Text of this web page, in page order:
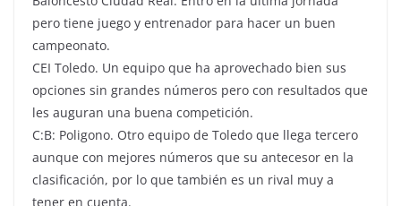
pero tiene juego y entrenador para hacer un buen
campeonato.
CEI Toledo. Un equipo que ha aprovechado bien sus
opciones sin grandes números pero con resultados que
les auguran una buena competición.
C:B: Poligono. Otro equipo de Toledo que llega tercero
aunque con mejores números que su antecesor en la
clasificación, por lo que también es un rival muy a
tener en cuenta.